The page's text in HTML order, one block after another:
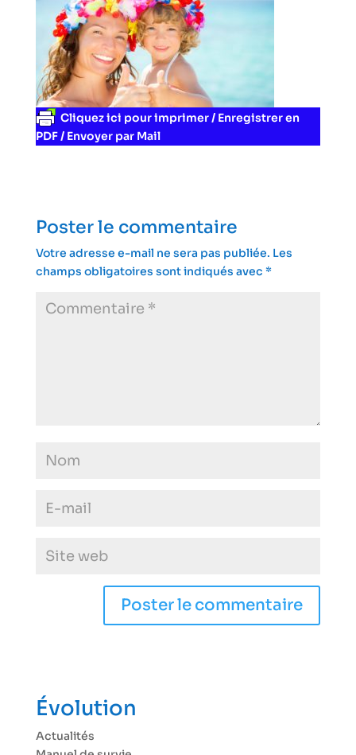
Cliquez ici pour imprimer / Enregistrer en
PDF / Envoyer par Mail
Poster le commentaire
Votre adresse e-mail ne sera pas publiée. Les
champs obligatoires sont indiqués avec *
Évolution
Actualités